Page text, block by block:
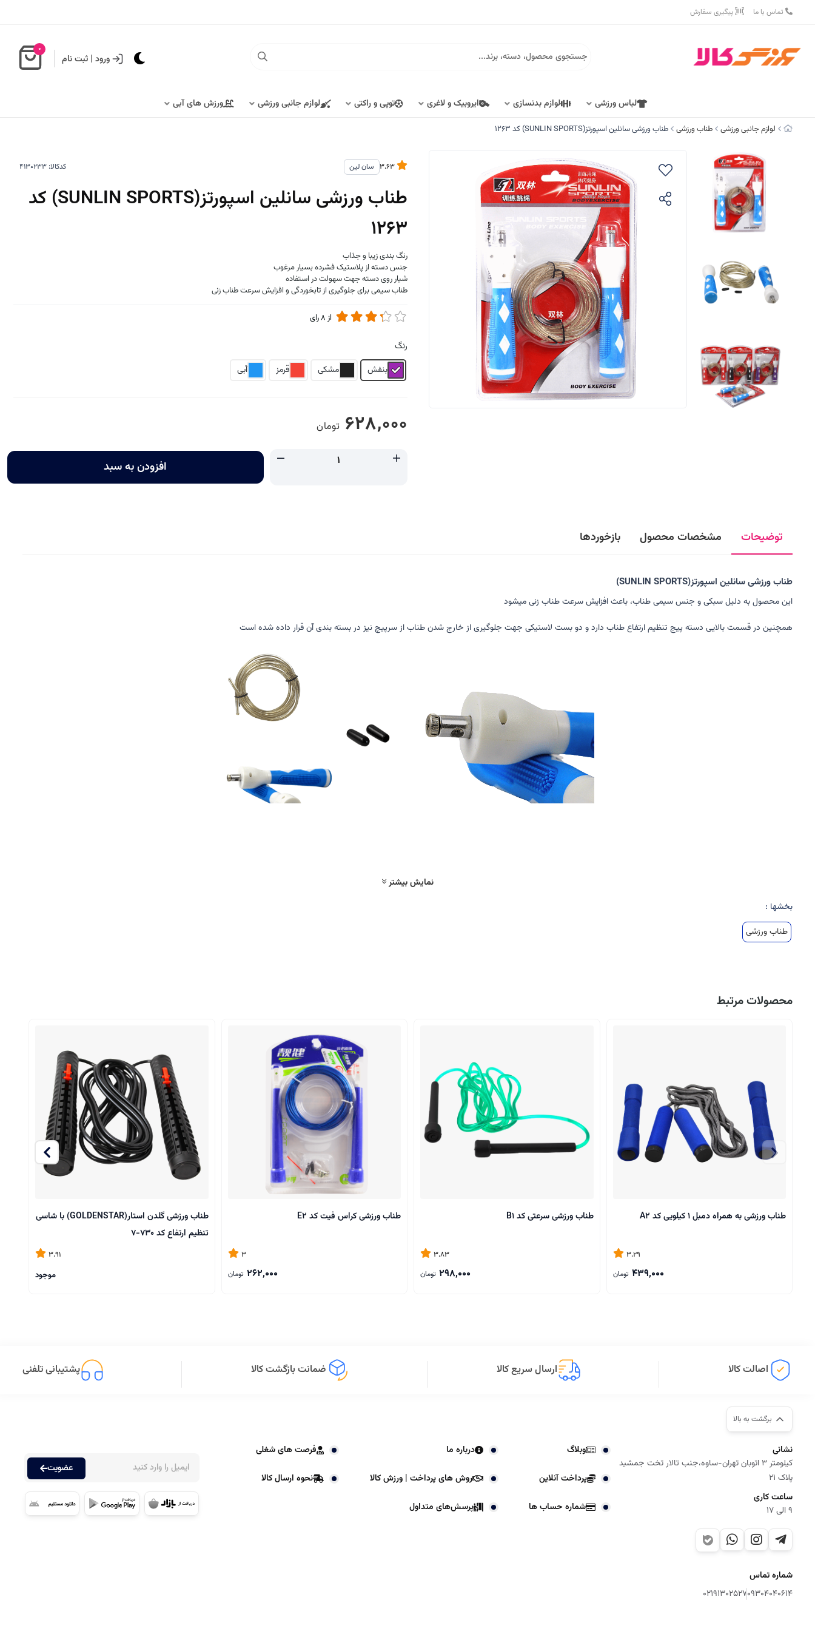
تماس با ما پیگیری سفارش
ورود | ثبت نام
0
لباس ورزشی لوازم بدنسازی ایروبیک و لاغری توپی و راکتی لوازم جانبی ورزشی ورزش های آبی
لوازم جانبی ورزشی طناب ورزشی طناب ورزشی سانلین اسپورتز(SUNLIN SPORTS) کد 1263
سان لین کدکالا:
طناب ورزشی سانلین اسپورتز(SUNLIN SPORTS) کد
1263
رنگ بندی زیبا و جذاب
جنس دسته از پلاستیک فشرده بسیار مرغوب
شیار روی دسته جهت سهولت در استفاده
طناب سیمی برای جلوگیری از تابخوردگی و افزایش سرعت طناب زنی
از 8رای
رنگ
بنفش
مشکی قرمز آبی
628,000 تومان
افزودن به سبد
توضیحات مشخصات محصول بازخوردها
طناب ورزشی سانلین اسپورتز(SUNLIN SPORTS)
این محصول به دلیل سبکی و جنس سیمی طناب، باعث افزایش سرعت طناب زنی میشود
همچنین در قسمت بالایی دسته پیج تنظیم ارتفاع طناب دارد و دو بست لاستیکی جهت جلوگیری از خارج شدن طناب از سرپیچ نیز در بسته بندی آن قرار داده شده است
نمایش بیشتر
بخشها :
طناب ورزشی
محصولات مرتبط
طناب ورزشی به همراه دمبل 1 کیلویی کد A2
3.29
439,000 تومان
طناب ورزشی سرعتی کد B1
3.83
298,000 تومان
طناب ورزشی کراس فیت کد E2
3
262,000 تومان
طناب ورزشی گلدن استار(GOLDENSTAR) با شاسی
تنظیم ارتفاع کد 730-7
3.91
موجود
اصالت کالا ارسال سریع کالا ضمانت بازگشت کالا پشتیبانی تلفنی
برگشت به بالا
نشانی
کیلومتر 3 اتوبان تهران-ساوه،جنب تالار تخت جمشید
پلاک 21
ساعت کاری
9 الی 17
شماره تماس
09304040614
02191302527
وبلاگ درباره ما فرصت های شغلی
پرداخت آنلاین روش های پرداخت | ورزش کالا نحوه ارسال کالا
شماره حساب ها پرسش‌های متداول
عضویت